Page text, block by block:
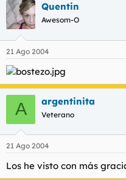
Quentin
Awesom-O
21 Ago 2004
A argentinita
Veterano
21 Ago 2004
Los he visto con más